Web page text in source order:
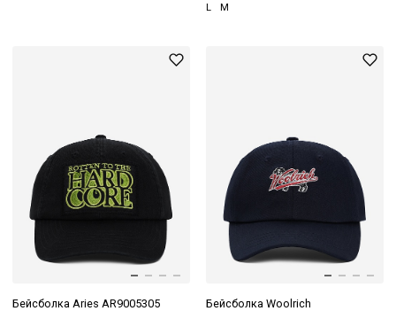
L M
Бейсболка Aries AR9005305
Бейсболка Woolrich